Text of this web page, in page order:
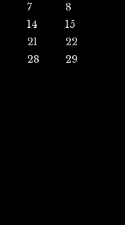
7
8
14
15
21
22
28
29